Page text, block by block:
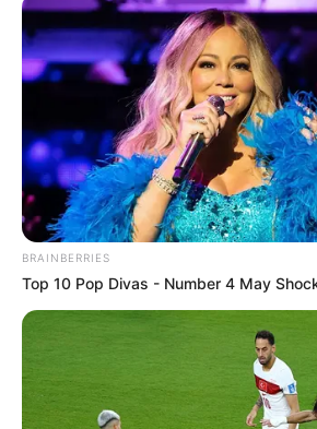
LIHAT ARTIKEL
Tastefully Yours
BRAINBERRIES
Top 10 Pop Divas - Number 4 May